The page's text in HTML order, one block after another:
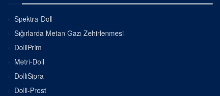
Spektra-Doll
Sığırlarda Metan Gazı Zehirlenmesi
DolliPrim
Metri-Doll
DolliSipra
Dolli-Prost